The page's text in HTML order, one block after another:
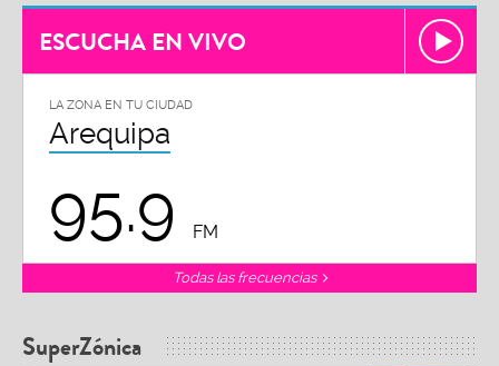
ESCUCHA EN VIVO
LA ZONA EN TU CIUDAD
Arequipa
95.9 FM
Todas las frecuencias
SuperZónica